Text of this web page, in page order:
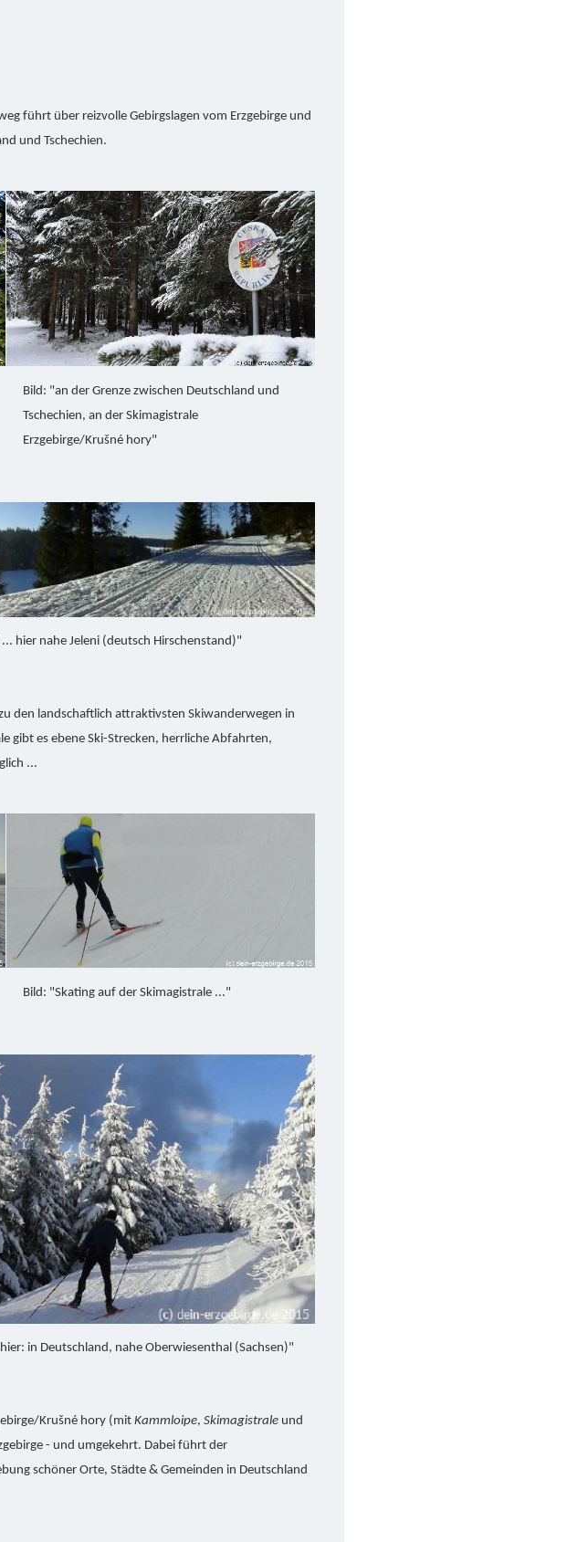
führt über reizvolle Gebirgslagen vom Erzgebirge und
und Tschechien.
Bild: "an der Grenze zwischen Deutschland und
Tschechien, an der Skimagistrale
Erzgebirge/Krušné hory"
hier nahe Jeleni (deutsch Hirschenstand)"
den landschaftlich attraktivsten Skiwanderwegen in
gibt es ebene Ski-Strecken, herrliche Abfahrten,
...
Bild: "Skating auf der Skimagistrale ..."
in Deutschland, nahe Oberwiesenthal (Sachsen)"
Krušné hory (mit Kammloipe, Skimagistrale und
- und umgekehrt. Dabei führt der
schöner Orte, Städte & Gemeinden in Deutschland